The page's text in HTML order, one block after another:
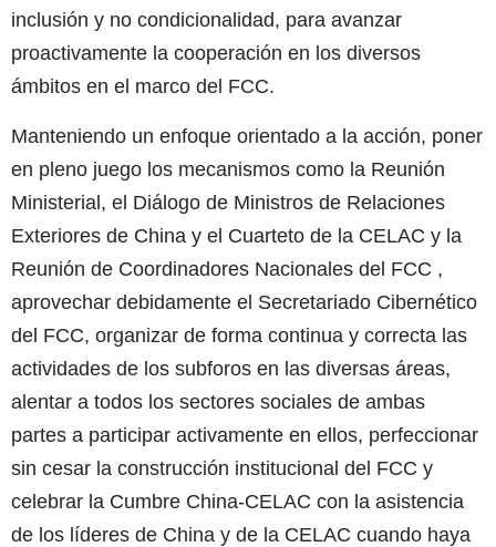
inclusión y no condicionalidad, para avanzar
proactivamente la cooperación en los diversos
ámbitos en el marco del FCC.
Manteniendo un enfoque orientado a la acción, poner
en pleno juego los mecanismos como la Reunión
Ministerial, el Diálogo de Ministros de Relaciones
Exteriores de China y el Cuarteto de la CELAC y la
Reunión de Coordinadores Nacionales del FCC ,
aprovechar debidamente el Secretariado Cibernético
del FCC, organizar de forma continua y correcta las
actividades de los subforos en las diversas áreas,
alentar a todos los sectores sociales de ambas
partes a participar activamente en ellos, perfeccionar
sin cesar la construcción institucional del FCC y
celebrar la Cumbre China-CELAC con la asistencia
de los líderes de China y de la CELAC cuando haya